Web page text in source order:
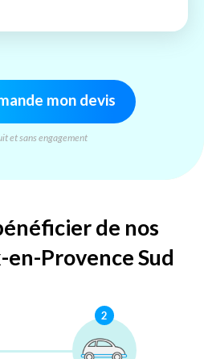
mon devis
et sans engagement
de nos
en-Provence Sud
2